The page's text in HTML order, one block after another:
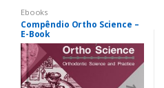
Ebooks
Compêndio Ortho Science –
E-Book